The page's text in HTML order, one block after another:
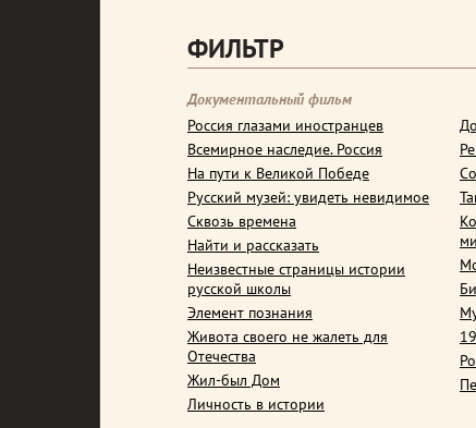
ФИЛЬТР
Документальный фильм
Россия глазами иностранцев
Всемирное наследие. Россия
На пути к Великой Победе
Русский музей: увидеть невидимое
Сквозь времена
Найти и рассказать
Неизвестные страницы истории
русской школы
Элемент познания
Живота своего не жалеть для
Отечества
Жил-был Дом
Личность в истории